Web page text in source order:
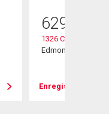
629 900
1326 Cunningham
Edmonton, AB
Enregistrer